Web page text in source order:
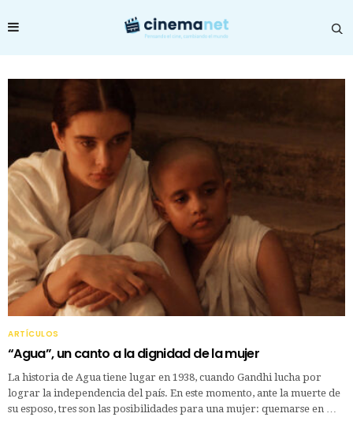
ARTÍCULOS
“Agua”, un canto a la dignidad de la mujer
La historia de Agua tiene lugar en 1938, cuando Gandhi lucha por
lograr la independencia del país. En este momento, ante la muerte de
su esposo, tres son las posibilidades para una mujer: quemarse en …